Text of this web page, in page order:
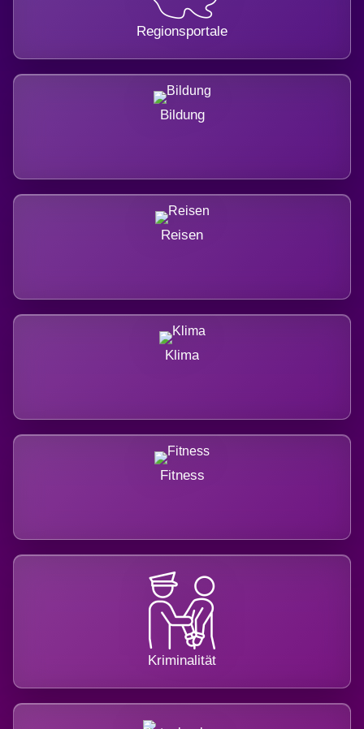
Regionsportale
Bildung
Reisen
Klima
Fitness
Kriminalität